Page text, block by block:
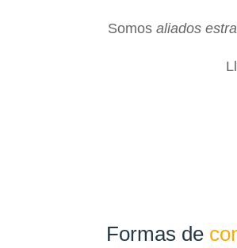
Somos aliados
Formas de